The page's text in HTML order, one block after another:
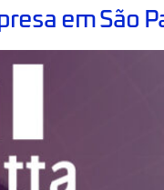
em São